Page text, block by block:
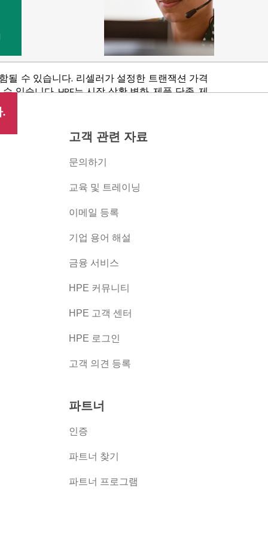
될 수 있습니다. 리셀러가 설정한 트랜잭션 가격
있습니다. HPE는 시장 상황 변화, 제품 단종, 제
를 보유합니다.
고객 관련 자료
문의하기
교육 및 트레이닝
이메일 등록
기업 용어 해설
금융 서비스
HPE 커뮤니티
HPE 고객 센터
HPE 로그인
고객 의견 등록
파트너
인증
파트너 찾기
파트너 프로그램